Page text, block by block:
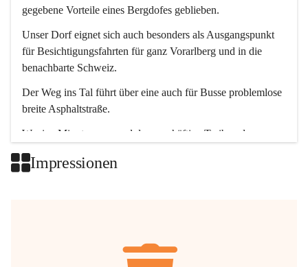
gegebene Vorteile eines Bergdofes geblieben.
Unser Dorf eignet sich auch besonders als Ausgangspunkt
für Besichtigungsfahrten für ganz Vorarlberg und in die
benachbarte Schweiz.
Der Weg ins Tal führt über eine auch für Busse problemlose
breite Asphaltstraße.
Wenige Minuten nur, und das geschäftige Treiben der
Impressionen